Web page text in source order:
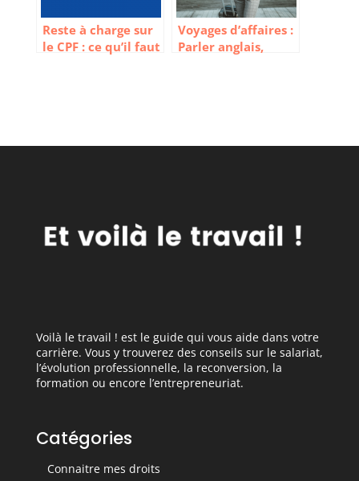
Reste à charge sur
le CPF : ce qu’il faut
Voyages d’affaires :
Parler anglais,
Voilà le travail ! est le guide qui vous aide dans votre
carrière. Vous y trouverez des conseils sur le salariat,
l’évolution professionnelle, la reconversion, la
formation ou encore l’entrepreneuriat.
Catégories
Connaitre mes droits